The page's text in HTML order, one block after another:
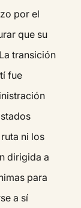
por el
que su
transición
fue
ni los
dirigida a
para
a sí